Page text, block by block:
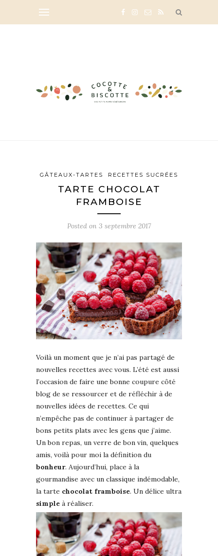
GÂTEAUX-TARTES RECETTES SUCRÉES
TARTE CHOCOLAT
FRAMBOISE
Posted on 3 septembre 2017
Voilà un moment que je n’ai pas partagé de
nouvelles recettes avec vous. L’été est aussi
l’occasion de faire une bonne coupure côté
blog de se ressourcer et de réfléchir à de
nouvelles idées de recettes. Ce qui
n’empêche pas de continuer à partager de
bons petits plats avec les gens que j’aime.
Un bon repas, un verre de bon vin, quelques
amis, voilà pour moi la définition du
bonheur. Aujourd’hui, place à la
gourmandise avec un classique indémodable,
la tarte chocolat framboise. Un délice ultra
simple à réaliser.